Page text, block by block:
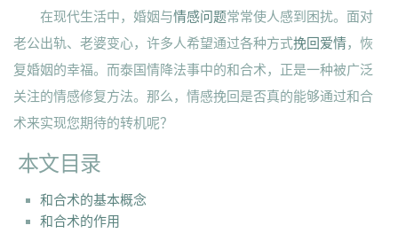
在现代生活中，婚姻与情感问题常常使人感到困扰。面对
老公出轨、老婆变心，许多人希望通过各种方式挽回爱情，恢
复婚姻的幸福。而泰国情降法事中的和合术，正是一种被广泛
关注的情感修复方法。那么，情感挽回是否真的能够通过和合
术来实现您期待的转机呢？
本文目录
和合术的基本概念
和合术的作用